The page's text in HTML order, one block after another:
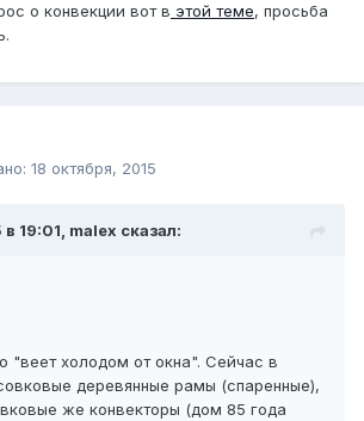
о конвекции вот в этой теме, просьба
18 октября, 2015
19:01, malex сказал:
"веет холодом от окна". Сейчас в
деревянные рамы (спаренные),
же конвекторы (дом 85 года